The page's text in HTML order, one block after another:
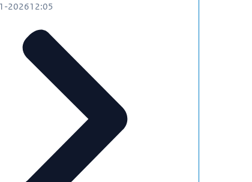
202612:05